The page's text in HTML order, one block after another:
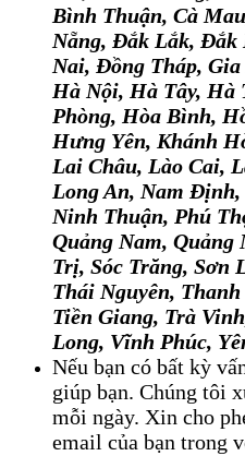
Bình Thuận, Cà
Nẵng, Đắk Lắk,
Nai, Đồng Tháp,
Hà Nội, Hà Tây,
Phòng, Hòa Bình,
Hưng Yên, Khánh
Lai Châu, Lào Cai,
Long An, Nam
Ninh Thuận, Phú
Quảng Nam, Quảng
Trị, Sóc Trăng, Sơn
Thái Nguyên,
Tiền Giang, Trà
Long, Vĩnh Phúc,
Nếu bạn có bất kỳ
giúp bạn. Chúng tôi
mỗi ngày. Xin cho
email của bạn trong